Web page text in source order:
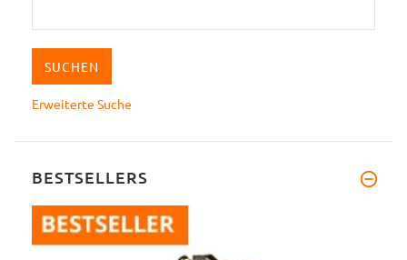
Erweiterte Suche
BESTSELLERS